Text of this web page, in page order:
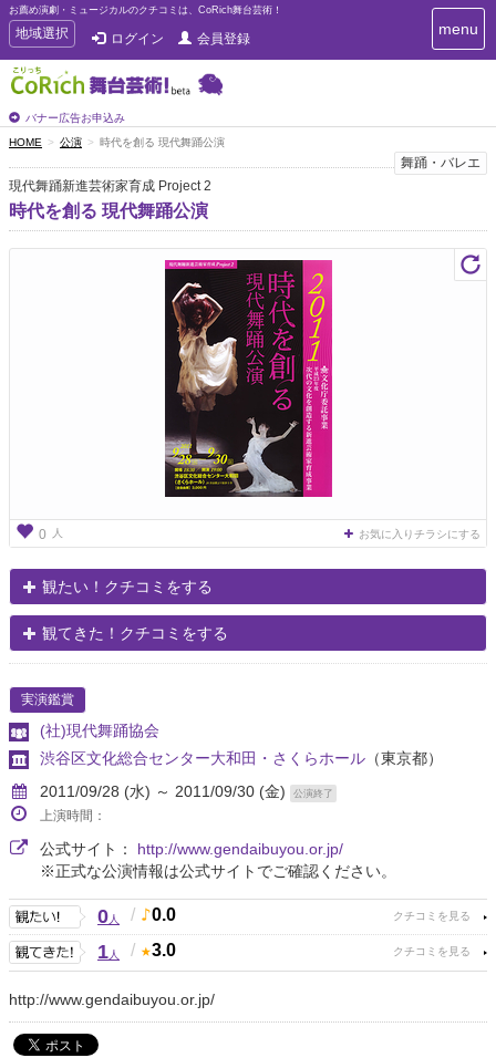
お薦め演劇・ミュージカルのクチコミは、CoRich舞台芸術！
T
o
g
g
e
n
a
v
i
g
地域選択 ログイン 会員登録
バナー広告お申込み
T
o
n
i
g
menu
HOME 公演 時代を創る 現代舞踊公演
舞踊・バレエ
現代舞踊新進芸術家育成 Project 2
時代を創る 現代舞踊公演
0 人 お気に入りチラシにする
観たい！クチコミをする
観てきた！クチコミをする
実演鑑賞
(社)現代舞踊協会
渋谷区文化総合センター大和田・さくらホール （東京都）
2011/09/28 (水) ～ 2011/09/30 (金)
公演終了
上演時間：
公式サイト： http://www.gendaibuyou.or.jp/
※正式な公演情報は公式サイトでご確認ください。
0人 / 0.0
1人 / 3.0
http://www.gendaibuyou.or.jp/